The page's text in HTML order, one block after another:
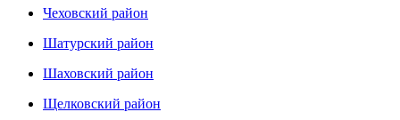
Чеховский район
Шатурский район
Шаховский район
Щелковский район